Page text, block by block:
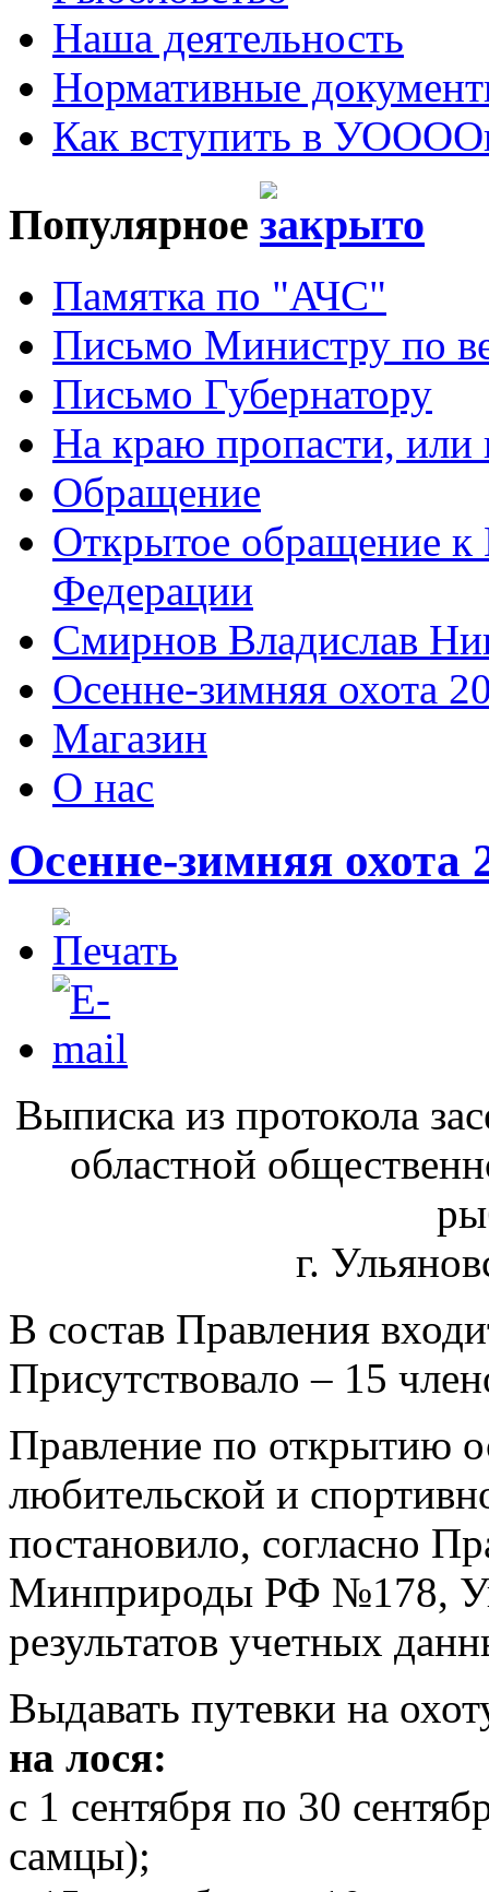
Наша деятельность
Нормативные
Как вступить в
Популярное
Памятка по "АЧС"
Письмо Министру по
Письмо Губернатору
На краю пропасти, или
Обращение
Открытое обращение к
Федерации
Смирнов Владислав
Осенне-зимняя охота
Магазин
О нас
Осенне-зимняя охота
Выписка из протокола
областной
г.
В состав Правления
Присутствовало – 15
Правление по открытию
любительской и
постановило, согласно
Минприроды РФ №178,
результатов учетных
Выдавать путевки на
на лося:
с 1 сентября по 30
самцы);